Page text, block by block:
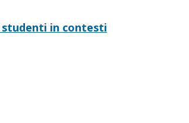
studenti in contesti